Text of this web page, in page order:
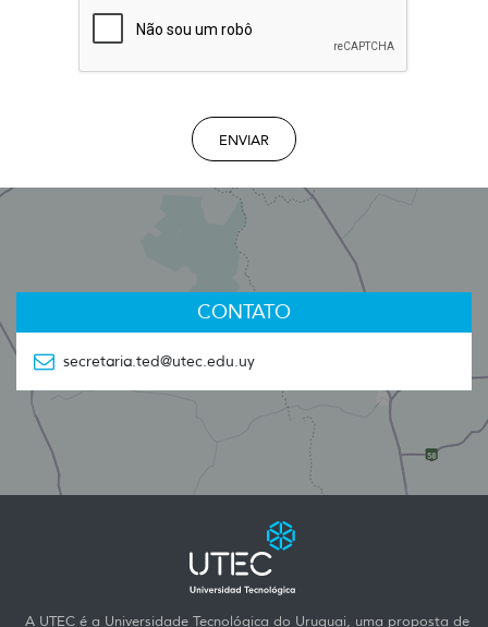
ENVIAR
CONTATO
secretaria.ted@utec.edu.uy
A UTEC é a Universidade Tecnológica do Uruguai, uma proposta de